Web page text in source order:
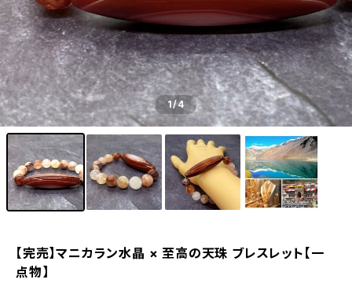
1/4
【完売】マニカラン水晶 × 至高の天珠 ブレスレット【一
点物】